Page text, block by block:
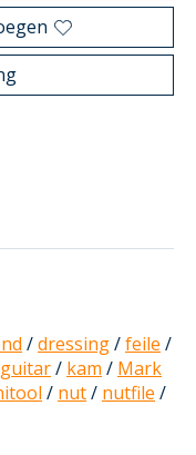
/dressing/feile /
guitar/ kam / Mark
/ nut/ nutfile /